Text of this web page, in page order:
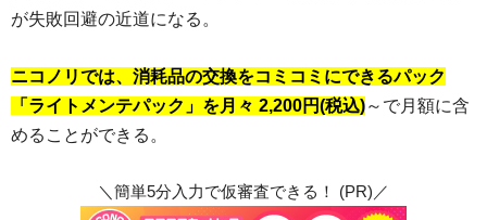
が失敗回避の近道になる。
ニコノリでは、消耗品の交換をコミコミにできるパック
「ライトメンテパック」を月々 2,200円(税込)～で月額に含
めることができる。
＼簡単5分入力で仮審査できる！ (PR)／